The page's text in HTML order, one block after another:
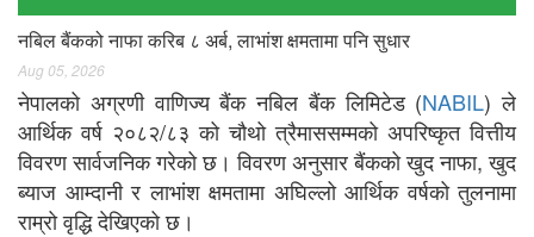
नबिल बैंकको नाफा करिब ८ अर्ब, लाभांश क्षमतामा पनि सुधार
Aug 05, 2026
नेपालको अग्रणी वाणिज्य बैंक नबिल बैंक लिमिटेड (NABIL) ले
आर्थिक वर्ष २०८२/८३ को चौथो त्रैमाससम्मको अपरिष्कृत वित्तीय
विवरण सार्वजनिक गरेको छ। विवरण अनुसार बैंकको खुद नाफा, खुद
ब्याज आम्दानी र लाभांश क्षमतामा अघिल्लो आर्थिक वर्षको तुलनामा
राम्रो वृद्धि देखिएको छ।